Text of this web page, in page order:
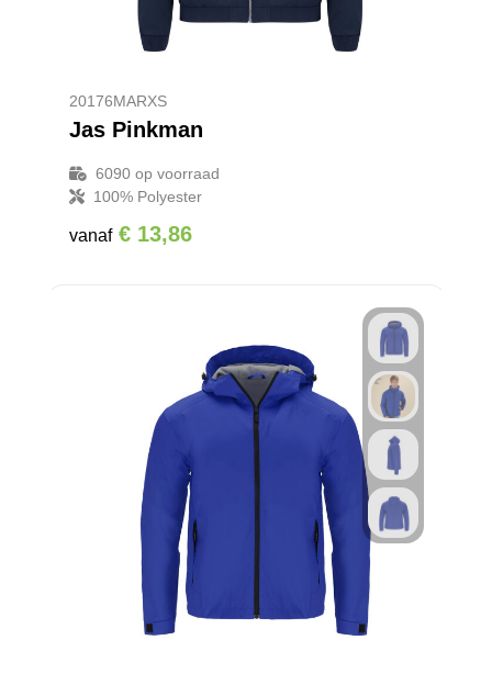
20176MARXS
Jas Pinkman
6090op voorraad
100% Polyester
vanaf € 13,86